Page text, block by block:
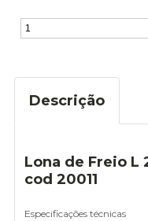
Descrição
Lona de Freio L
cod 20011
Especificações técnicas